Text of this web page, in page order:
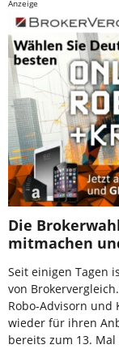
Anzeige
Die
mitmachen
Seit einigen Tagen
von
Robo-Advisorn und
wieder für ihren
bereits zum 13.